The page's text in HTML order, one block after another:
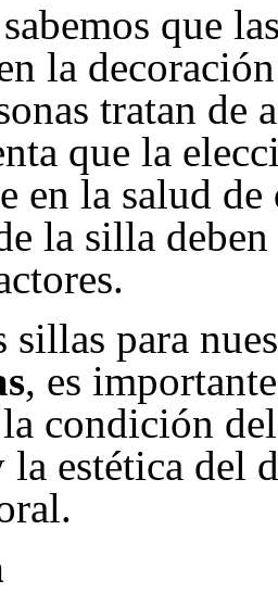
que
la
tratan de
que la
en la salud
la silla
sillas para
, es
condición
la estética del